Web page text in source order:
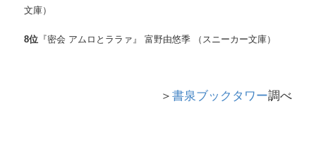
文庫）
8位 『密会 アムロとララァ』 富野由悠季 （スニーカー文庫）
＞ 書泉ブックタワー調べ